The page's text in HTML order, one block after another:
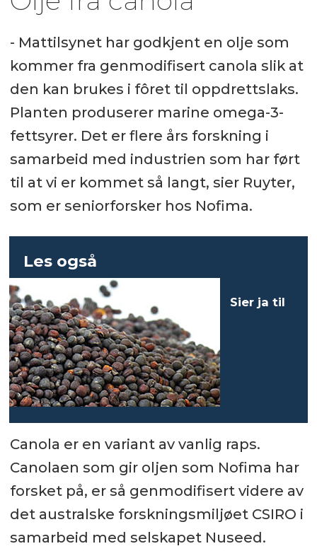
Aquaculture.
Høydepunkter fra studien:
Kosthold med n-3-rik rapsolje
påvirket ikke langsiktig vekst og
fôreffektivitet hos laks i merder i
sjø.
Kosthold med n-3-rik rapsolje var
effektivt i å øke innholdet av DHA
og redusere forholdet mellom n-6
og n-3 i laksens vev.
Kosthold med n-3-rik rapsolje
forbedret farge på fileten.
Kosthold med n-3-rik rapsolje
reduserte forekomsten og
alvorlighetsgraden av mørke
melaninflekker i laksefileter.
Prosjektet ble finansiert av Fiskeri-
og havbruksnæringens forsknings­
finansiering (FHF), og gikk i sam­
arbeid med Hav­forsknings­­instituttet,
Nuseed og Mowi.
- Mattilsynet har godkjent en olje som
kommer fra genmodifisert canola slik at
den kan brukes i fôret til oppdrettslaks.
Planten produserer marine omega-3-
fettsyrer. Det er flere års forskning i
samarbeid med industrien som har ført
til at vi er kommet så langt, sier Ruyter,
som er seniorforsker hos Nofima.
Les også
Sier ja til
genmodifisert raps i fiskefôr
Canola er en variant av vanlig raps.
Canolaen som gir oljen som Nofima har
forsket på, er så genmodifisert videre av
det australske forskningsmiljøet CSIRO i
samarbeid med selskapet Nuseed.